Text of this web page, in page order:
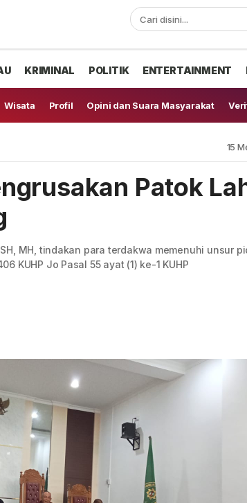
KRIMINAL POLITIK ENTERTAINMENT
Wisata Profil Opini dan Suara Masyarakat
15
Patok
MH, tindakan para terdakwa memenuhi unsur
KUHP Jo Pasal 55 ayat (1) ke-1 KUHP